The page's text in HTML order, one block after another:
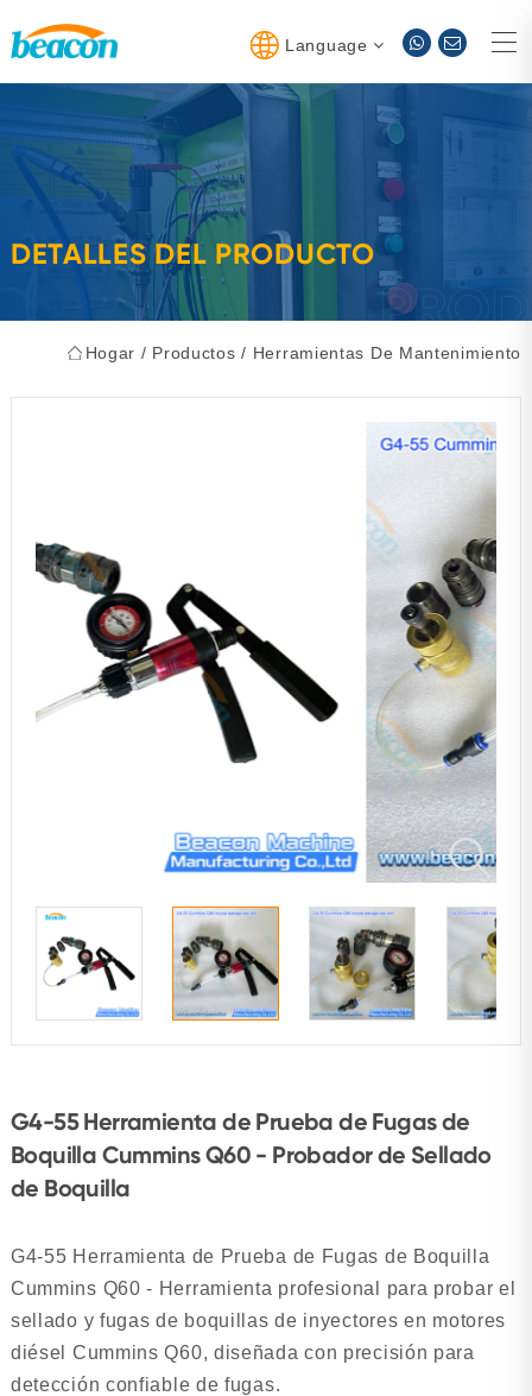
Language
DETALLES DEL PRODUCTO
Hogar / Productos / Herramientas De Mantenimiento
G4-55 Herramienta de Prueba de Fugas de
Boquilla Cummins Q60 - Probador de Sellado
de Boquilla
G4-55 Herramienta de Prueba de Fugas de Boquilla
Cummins Q60 - Herramienta profesional para probar el
sellado y fugas de boquillas de inyectores en motores
diésel Cummins Q60, diseñada con precisión para
detección confiable de fugas.